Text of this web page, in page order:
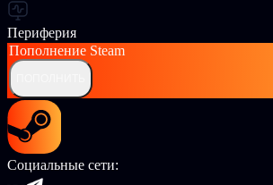
Периферия
Пополнение Steam
Социальные сети: